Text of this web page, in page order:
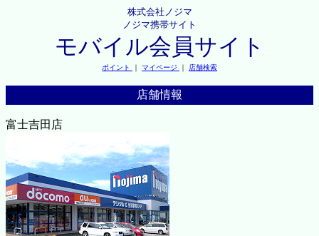
株式会社ノジマ
ノジマ携帯サイト
モバイル会員サイト
ポイント ｜ マイページ ｜ 店舗検索
店舗情報
富士吉田店